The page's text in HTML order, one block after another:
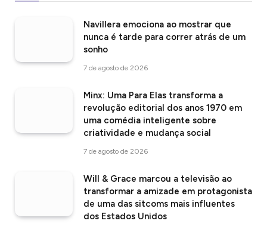
Navillera emociona ao mostrar que
nunca é tarde para correr atrás de um
sonho
7 de agosto de 2026
Minx: Uma Para Elas transforma a
revolução editorial dos anos 1970 em
uma comédia inteligente sobre
criatividade e mudança social
7 de agosto de 2026
Will & Grace marcou a televisão ao
transformar a amizade em protagonista
de uma das sitcoms mais influentes
dos Estados Unidos